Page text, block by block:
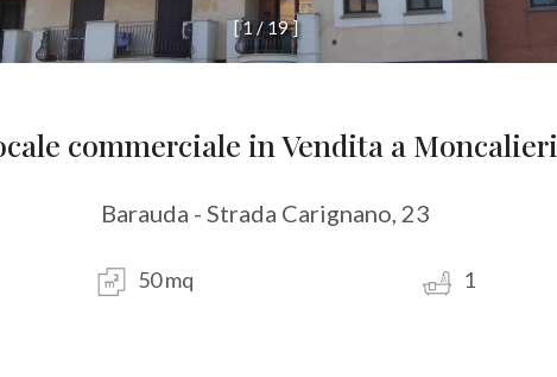
[1/ 19]
commerciale in Vendita a Moncalieri
Barauda - Strada Carignano, 23
50 mq 1